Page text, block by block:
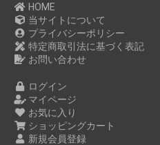
HOME
当サイトについて
プライバシーポリシー
特定商取引法に基づく表記
お問い合わせ
ログイン
マイページ
お気に入り
ショッピングカート
新規会員登録